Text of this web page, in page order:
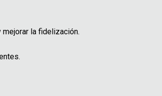
la fidelización.